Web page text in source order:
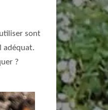
sont
adéquat.
?